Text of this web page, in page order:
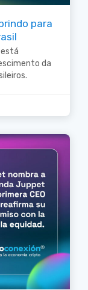
para
está
da